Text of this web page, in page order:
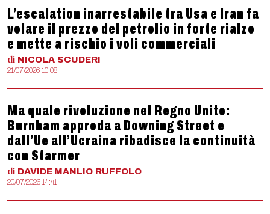
L’escalation inarrestabile tra Usa e Iran fa
volare il prezzo del petrolio in forte rialzo
e mette a rischio i voli commerciali
di NICOLA SCUDERI
21/07/2026 10:08
Ma quale rivoluzione nel Regno Unito:
Burnham approda a Downing Street e
dall’Ue all’Ucraina ribadisce la continuità
con Starmer
di DAVIDE MANLIO RUFFOLO
20/07/2026 14:41